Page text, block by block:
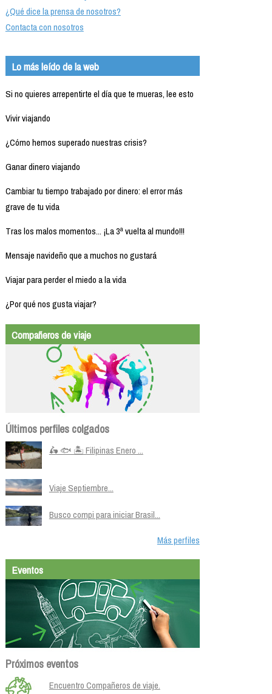
¿Qué dice la prensa de nosotros?
Contacta con nosotros
Lo más leído de la web
Si no quieres arrepentirte el día que te mueras, lee esto
Vivir viajando
¿Cómo hemos superado nuestras crisis?
Ganar dinero viajando
Cambiar tu tiempo trabajado por dinero: el error más
grave de tu vida
Tras los malos momentos... ¡La 3ª vuelta al mundo!!!
Mensaje navideño que a muchos no gustará
Viajar para perder el miedo a la vida
¿Por qué nos gusta viajar?
Compañeros de viaje
Últimos perfiles colgados
🛵 🐟 🏝️ Filipinas Enero ...
Viaje Septiembre...
Busco compi para iniciar Brasil...
Más perfiles
Eventos
Próximos eventos
Encuentro Compañeros de viaje.